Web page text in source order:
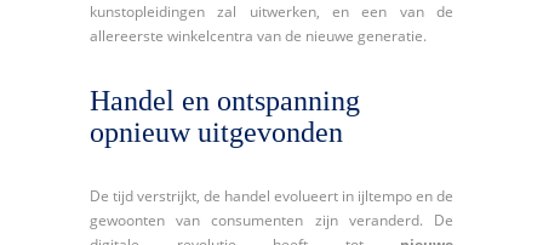
kunstopleidingen zal uitwerken, en een van de
allereerste winkelcentra van de nieuwe generatie.
Handel en ontspanning
opnieuw uitgevonden
De tijd verstrijkt, de handel evolueert in ijltempo en de
gewoonten van consumenten zijn veranderd. De